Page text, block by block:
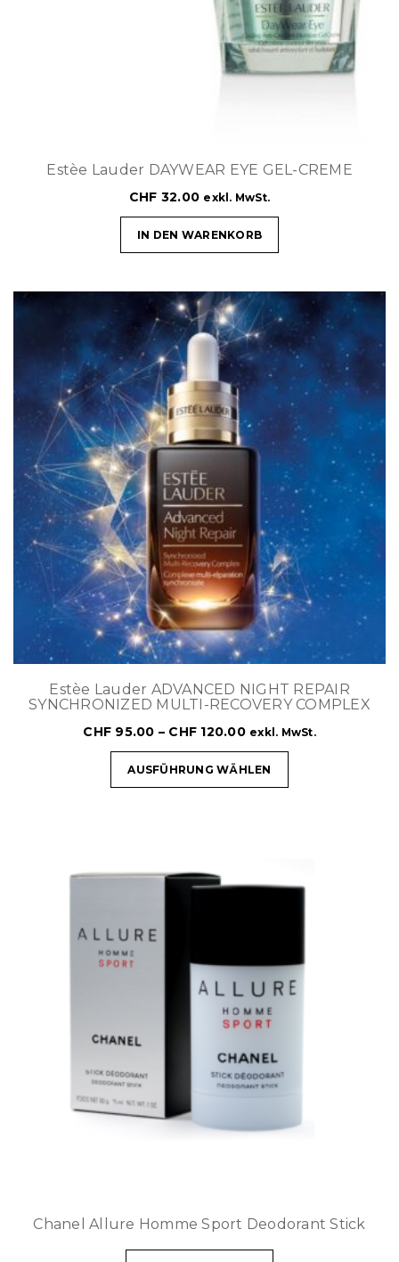
Estèe Lauder DAYWEAR EYE GEL-CREME
CHF 32.00 exkl. MwSt.
IN DEN WARENKORB
Estèe Lauder ADVANCED NIGHT REPAIR
SYNCHRONIZED MULTI-RECOVERY COMPLEX
CHF 95.00 – CHF 120.00 exkl. MwSt.
AUSFÜHRUNG WÄHLEN
Chanel Allure Homme Sport Deodorant Stick